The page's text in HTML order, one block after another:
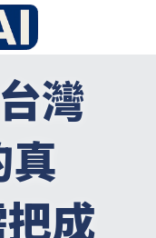
灣
真
成